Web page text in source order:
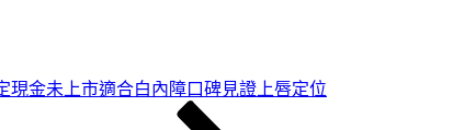
現金未上市適合白內障口碑見證上唇定位